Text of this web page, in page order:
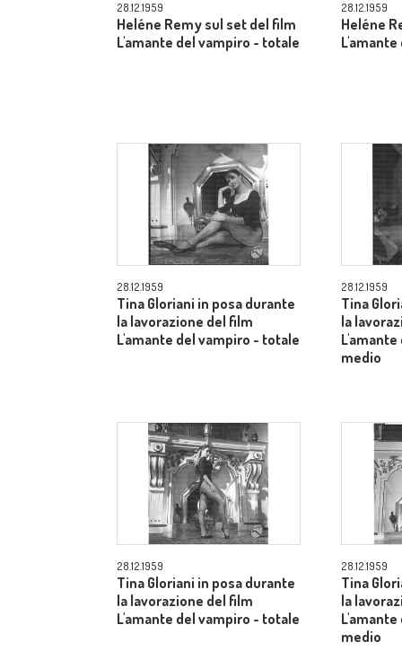
28.12.1959
Heléne Remy sul set del film
L'amante del vampiro - totale
28.12.1959
Heléne
28.12.1959
Tina Gloriani in posa durante
la lavorazione del film
L'amante del vampiro - totale
28.12.1959
Tina
la
medio
28.12.1959
Tina Gloriani in posa durante
la lavorazione del film
L'amante del vampiro - totale
28.12.1959
Tina
la
medio